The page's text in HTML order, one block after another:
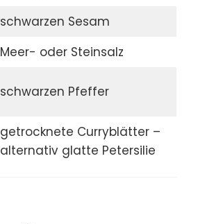
schwarzen Sesam
Meer- oder Steinsalz
schwarzen Pfeffer
getrocknete Curryblätter –
alternativ glatte Petersilie